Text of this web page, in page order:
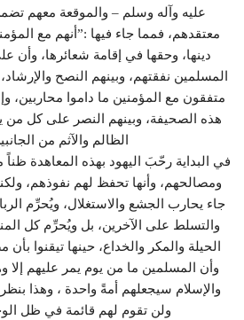
عليه وآله وسلم – والموقعة معهم
معتقدهم، فمما جاء فيها :”أنهم مع
دينها، وحقها في إقامة شعائرها، وأن
المسلمين نفقتهم، وبينهم النصح
متفقون مع المؤمنين ما داموا محاربين،
هذه الصحيفة، وبينهم النصر على كل من
الظالم والآثم من
في البداية رحّبَ اليهود بهذه المعاهدة ظناً
ومصالحهم، وأنها تحفظ لهم نفوذهم،
جاء يحارب الجشع والاستغلال، ويُحرِّم
والتسلط على الآخرين، بل ويُحرِّم كل
الحيلة والمكر والخداع، حينها تيقنوا
وأن المسلمين ما من يوم يمر عليهم إلا
والإسلام سيجعلهم أمةً واحدة ، وهذا بنظر
ولن تقوم لهم قائمة في ظل